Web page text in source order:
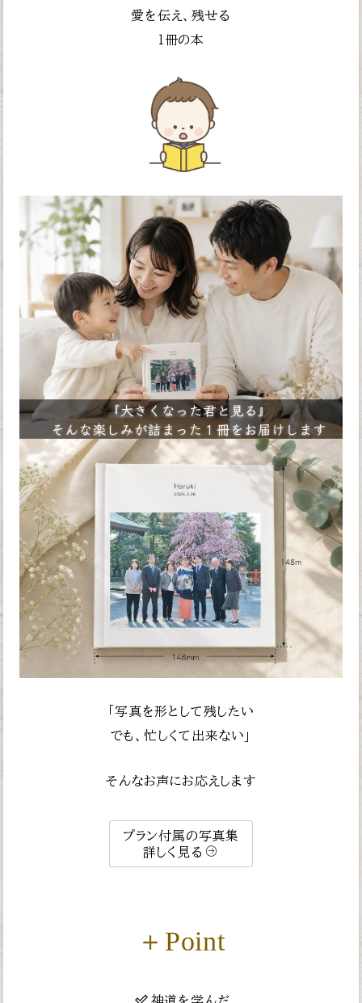
愛を伝え、残せる
１冊の本
「写真を形として残したい
でも、忙しくて出来ない」
そんなお声にお応えします
プラン付属の写真集
詳しく見る
＋Point